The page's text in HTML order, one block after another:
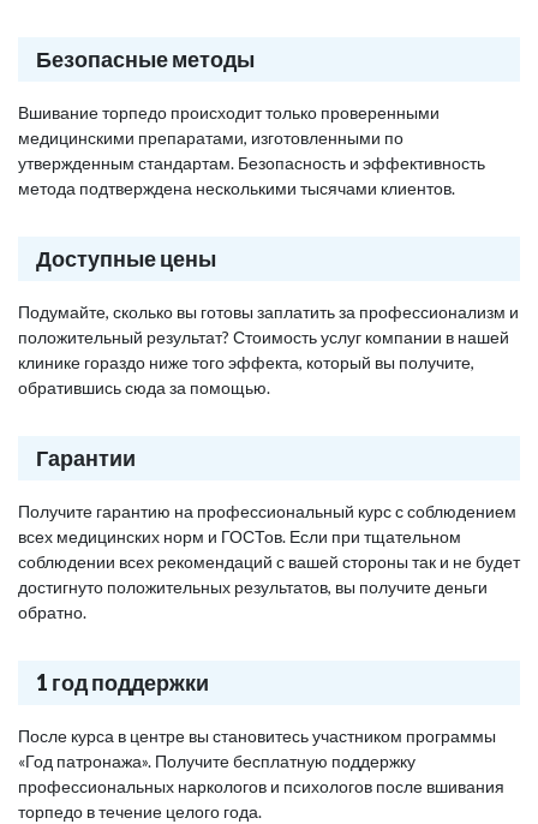
Безопасные методы
Вшивание торпедо происходит только проверенными
медицинскими препаратами, изготовленными по
утвержденным стандартам. Безопасность и эффективность
метода подтверждена несколькими тысячами клиентов.
Доступные цены
Подумайте, сколько вы готовы заплатить за профессионализм и
положительный результат? Стоимость услуг компании в нашей
клинике гораздо ниже того эффекта, который вы получите,
обратившись сюда за помощью.
Гарантии
Получите гарантию на профессиональный курс с соблюдением
всех медицинских норм и ГОСТов. Если при тщательном
соблюдении всех рекомендаций с вашей стороны так и не будет
достигнуто положительных результатов, вы получите деньги
обратно.
1 год поддержки
После курса в центре вы становитесь участником программы
«Год патронажа». Получите бесплатную поддержку
профессиональных наркологов и психологов после вшивания
торпедо в течение целого года.